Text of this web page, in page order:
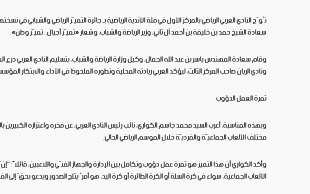
سعادة الشيخ حمد بن خليفة بن أحمد آل ثاني، وزير الرياضة والشباب، وشعار «تميّز أجيال.. تميّز وطن».
وقام سعادة المهندس ياسر بن عبد الله الجمال، وكيل وزارة الرياضة والشباب، بتسليم النادي العربي درع
ونادي الريان صاحب المركز الثالث، ليؤكد العربي ريادته المحلية وتطوره الملحوظ في الأداء والابتكار
ثمرة العمل الدؤوب
وبهذه المناسبة، أعرب السيد محمد جاسم الكواري، نائب رئيس النادي العربي، عن فخره واعتزازه
مختلف الألعاب الجماعيَّة والفرديَّة خلال الموسم الرياضي الحالي.
وأكد الكواري أن هذا التميز هو ثمرة عمل دؤوب وتكامل بين الإدارة والجهاز الفنّي واللاعبين، قائلاً:
الألعاب الجماعية، سواء في كرة السلة أو الكرة الطائرة أو كرة اليد، هو أمرٌ يثلج الصدور ويدعو بحقّ إلى